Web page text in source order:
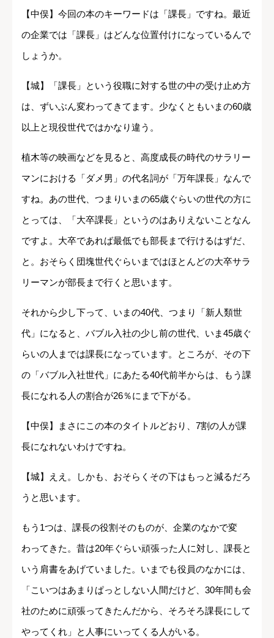
【中俣】今回の本のキーワードは「課長」ですね。最近
の企業では「課長」はどんな位置付けになっているんで
しょうか。
【城】「課長」という役職に対する世の中の受け止め方
は、ずいぶん変わってきてます。少なくともいまの60歳
以上と現役世代ではかなり違う。
植木等の映画などを見ると、高度成長の時代のサラリー
マンにおける「ダメ男」の代名詞が「万年課長」なんで
すね。あの世代、つまりいまの65歳ぐらいの世代の方に
とっては、「大卒課長」というのはありえないことなん
ですよ。大卒であれば最低でも部長まで行けるはずだ、
と。おそらく団塊世代ぐらいまではほとんどの大卒サラ
リーマンが部長まで行くと思います。
それから少し下って、いまの40代、つまり「新人類世
代」になると、バブル入社の少し前の世代、いま45歳ぐ
らいの人までは課長になっています。ところが、その下
の「バブル入社世代」にあたる40代前半からは、もう課
長になれる人の割合が26％にまで下がる。
【中俣】まさにこの本のタイトルどおり、7割の人が課
長になれないわけですね。
【城】ええ。しかも、おそらくその下はもっと減るだろ
うと思います。
もう1つは、課長の役割そのものが、企業のなかで変
わってきた。昔は20年ぐらい頑張った人に対し、課長と
いう肩書をあげていました。いまでも役員のなかには、
「こいつはあまりぱっとしない人間だけど、30年間も会
社のために頑張ってきたんだから、そろそろ課長にして
やってくれ」と人事にいってくる人がいる。